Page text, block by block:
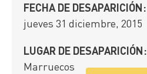
FECHA DE DESAPARICIÓN:
jueves 31 diciembre, 2015
LUGAR DE DESAPARICIÓN:
Marruecos